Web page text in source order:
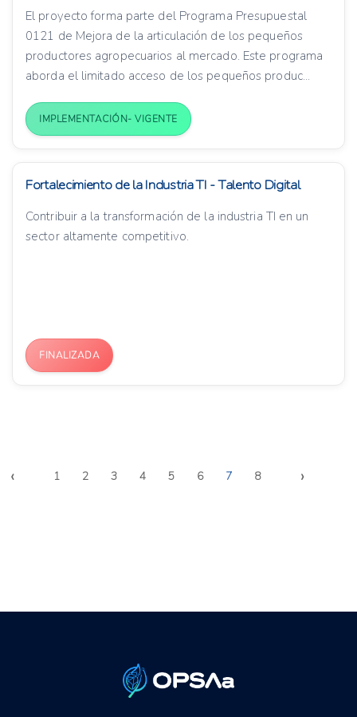
El proyecto forma parte del Programa Presupuestal
0121 de Mejora de la articulación de los pequeños
productores agropecuarios al mercado. Este programa
aborda el limitado acceso de los pequeños produc...
IMPLEMENTACIÓN- VIGENTE
Fortalecimiento de la Industria TI - Talento Digital
Contribuir a la transformación de la industria TI en un
sector altamente competitivo.
FINALIZADA
‹ 1 2 3 4 5 6 7 8 ›